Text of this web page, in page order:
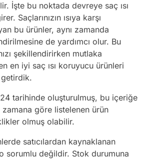
İşte bu noktada devreye saç ısı
Saçlarınızın ısıya karşı
bu ürünler, aynı zamanda
de yardımcı olur. Bu
şekillendirirken mutlaka
en iyi saç ısı koruyucu ürünleri
tarihinde oluşturulmuş, bu içeriğe
zamana göre listelenen ürün
olmuş olabilir.
satıcılardan kaynaklanan
sorumlu değildir. Stok durumuna